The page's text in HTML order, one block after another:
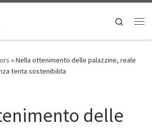
Search
»Nella ottenimento delle palazzine, reale
tenta sostenibilita
delle